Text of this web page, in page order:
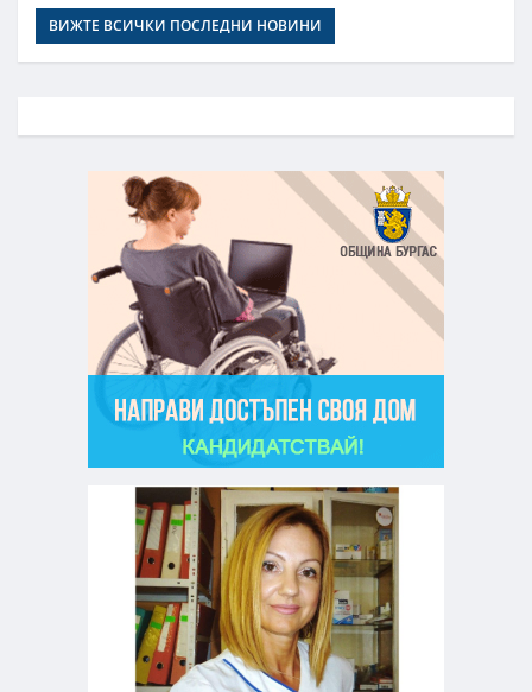
ВИЖТЕ ВСИЧКИ ПОСЛЕДНИ НОВИНИ